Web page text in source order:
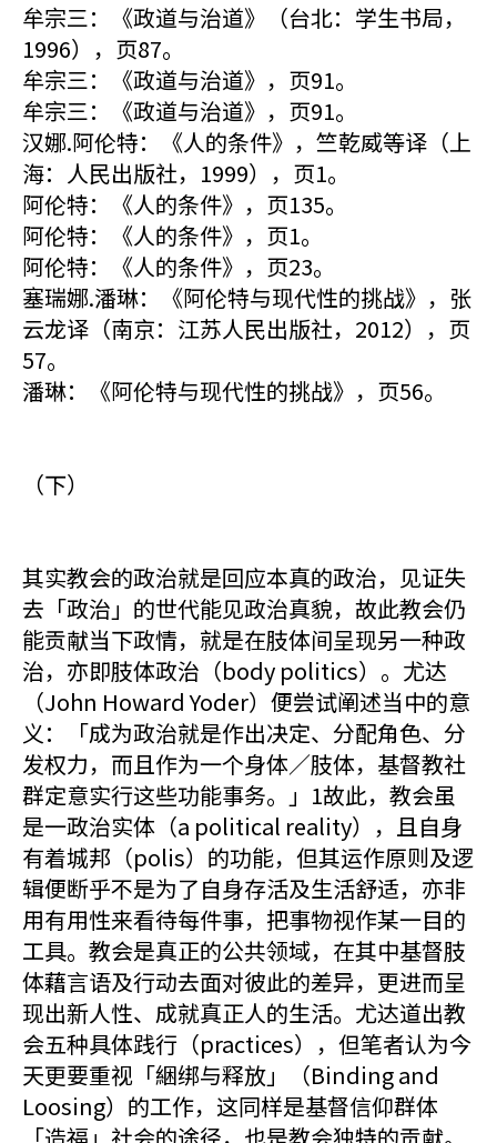
牟宗三：《政道与治道》（台北：学生书局，
1996），页87。
牟宗三：《政道与治道》，页91。
牟宗三：《政道与治道》，页91。
汉娜.阿伦特：《人的条件》，竺乾威等译（上
海：人民出版社，1999），页1。
阿伦特：《人的条件》，页135。
阿伦特：《人的条件》，页1。
阿伦特：《人的条件》，页23。
塞瑞娜.潘琳：《阿伦特与现代性的挑战》，张
云龙译（南京：江苏人民出版社，2012），页
57。
潘琳：《阿伦特与现代性的挑战》，页56。
（下）
其实教会的政治就是回应本真的政治，见证失
去「政治」的世代能见政治真貌，故此教会仍
能贡献当下政情，就是在肢体间呈现另一种政
治，亦即肢体政治（body politics）。尤达
（John Howard Yoder）便尝试阐述当中的意
义：「成为政治就是作出决定、分配角色、分
发权力，而且作为一个身体／肢体，基督教社
群定意实行这些功能事务。」1故此，教会虽
是一政治实体（a political reality），且自身
有着城邦（polis）的功能，但其运作原则及逻
辑便断乎不是为了自身存活及生活舒适，亦非
用有用性来看待每件事，把事物视作某一目的
工具。教会是真正的公共领域，在其中基督肢
体藉言语及行动去面对彼此的差异，更进而呈
现出新人性、成就真正人的生活。尤达道出教
会五种具体践行（practices），但笔者认为今
天更要重视「綑绑与释放」（Binding and
Loosing）的工作，这同样是基督信仰群体